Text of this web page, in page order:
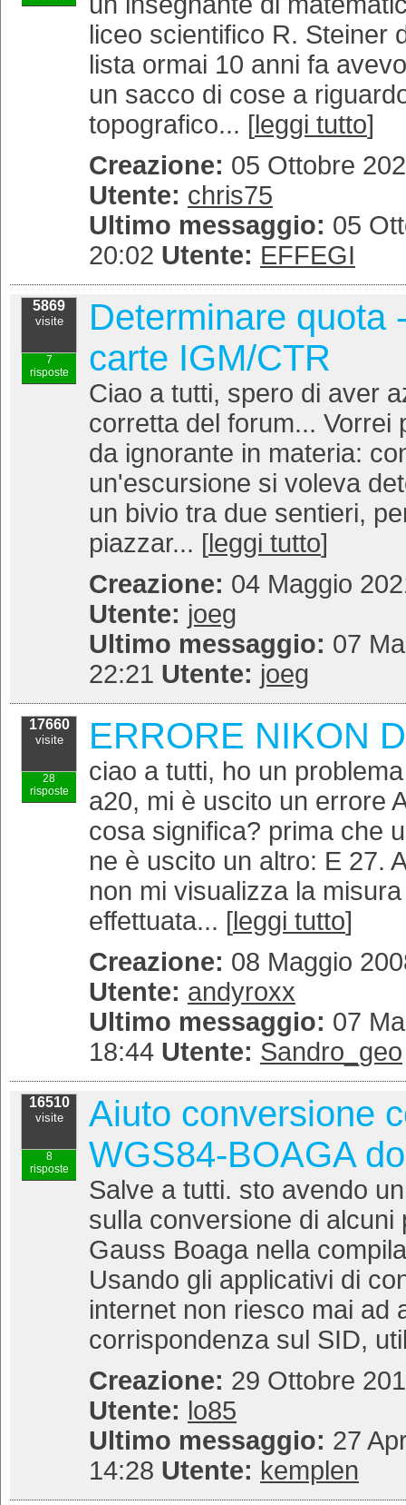
liceo scientifico R. Steiner
lista ormai 10 anni fa
un sacco di cose a
topografico... [ leggi tutto]
Creazione: 05 Ottobre
Utente: chris75
Ultimo messaggio: 05
20:02 Utente: EFFEGI
5869
visite
7
risposte
Determinare quota
carte IGM/CTR
Ciao a tutti, spero di aver
corretta del forum... Vorrei
da ignorante in materia:
un'escursione si voleva
un bivio tra due sentieri,
piazzar... [ leggi tutto]
Creazione: 04 Maggio
Utente: joeg
Ultimo messaggio: 07
22:21 Utente: joeg
17660
visite
28
risposte
ERRORE NIKON
ciao a tutti, ho un
a20, mi è uscito un errore
cosa significa? prima che
ne è uscito un altro: E 27.
non mi visualizza la
effettuata... [ leggi tutto]
Creazione: 08 Maggio
Utente: andyroxx
Ultimo messaggio: 07
18:44 Utente: Sandro_geo
16510
visite
8
risposte
Aiuto conversione
WGS84-BOAGA
Salve a tutti. sto avendo
sulla conversione di alcuni
Gauss Boaga nella
Usando gli applicativi di
internet non riesco mai ad
corrispondenza sul SID,
Creazione: 29 Ottobre
Utente: lo85
Ultimo messaggio: 27
14:28 Utente: kemplen